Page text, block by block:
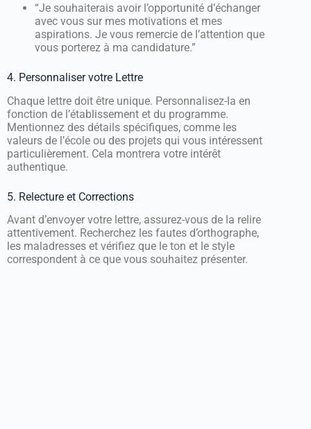
“Je souhaiterais avoir l’opportunité d’échanger
avec vous sur mes motivations et mes
aspirations. Je vous remercie de l’attention que
vous porterez à ma candidature.”
4. Personnaliser votre Lettre
Chaque lettre doit être unique. Personnalisez-la en
fonction de l’établissement et du programme.
Mentionnez des détails spécifiques, comme les
valeurs de l’école ou des projets qui vous intéressent
particulièrement. Cela montrera votre intérêt
authentique.
5. Relecture et Corrections
Avant d’envoyer votre lettre, assurez-vous de la relire
attentivement. Recherchez les fautes d’orthographe,
les maladresses et vérifiez que le ton et le style
correspondent à ce que vous souhaitez présenter.